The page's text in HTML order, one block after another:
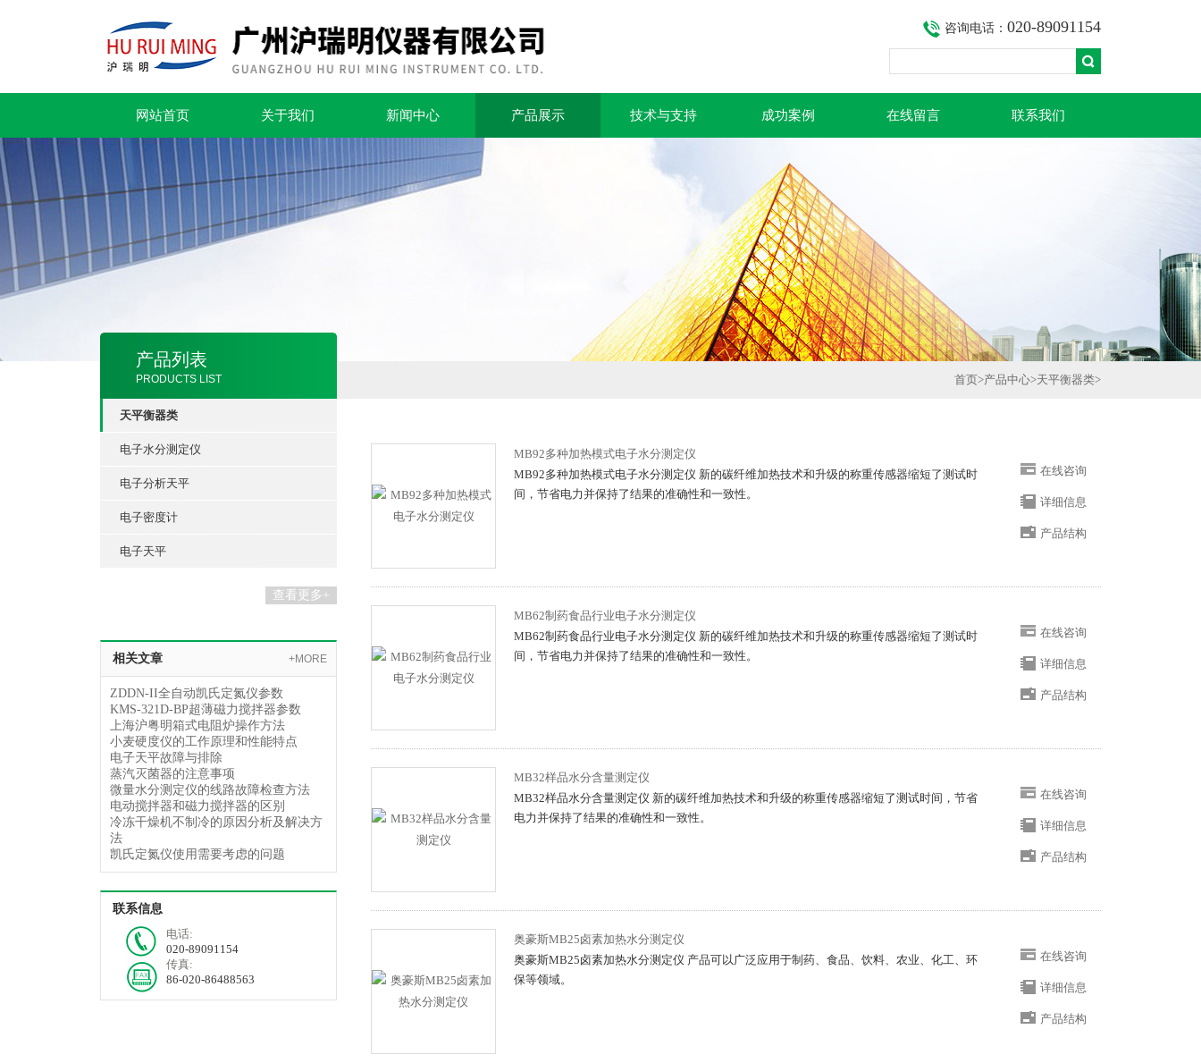
咨询电话： 020-89091154
网站首页 关于我们 新闻中心 产品展示 技术与支持 成功案例 在线留言 联系我们
产品列表
PRODUCTS LIST
天平衡器类
电子水分测定仪
电子分析天平
电子密度计
电子天平
查看更多+
相关文章 +MORE
ZDDN-II全自动凯氏定氮仪参数
KMS-321D-BP超薄磁力搅拌器参数
上海沪粤明箱式电阻炉操作方法
小麦硬度仪的工作原理和性能特点
电子天平故障与排除
蒸汽灭菌器的注意事项
微量水分测定仪的线路故障检查方法
电动搅拌器和磁力搅拌器的区别
冷冻干燥机不制冷的原因分析及解决方
法
凯氏定氮仪使用需要考虑的问题
联系信息
电话:
020-89091154
传真:
86-020-86488563
首页>产品中心>天平衡器类>
MB92多种加热模式电子水分测定仪
MB92多种加热模式电子水分测定仪 新的碳纤维加热技术和升级的称重传感器缩短了测试时
间，节省电力并保持了结果的准确性和一致性。
在线咨询
详细信息
产品结构
MB62制药食品行业电子水分测定仪
MB62制药食品行业电子水分测定仪 新的碳纤维加热技术和升级的称重传感器缩短了测试时
间，节省电力并保持了结果的准确性和一致性。
在线咨询
详细信息
产品结构
MB32样品水分含量测定仪
MB32样品水分含量测定仪 新的碳纤维加热技术和升级的称重传感器缩短了测试时间，节省
电力并保持了结果的准确性和一致性。
在线咨询
详细信息
产品结构
奥豪斯MB25卤素加热水分测定仪
奥豪斯MB25卤素加热水分测定仪 产品可以广泛应用于制药、食品、饮料、农业、化工、环
保等领域。
在线咨询
详细信息
产品结构